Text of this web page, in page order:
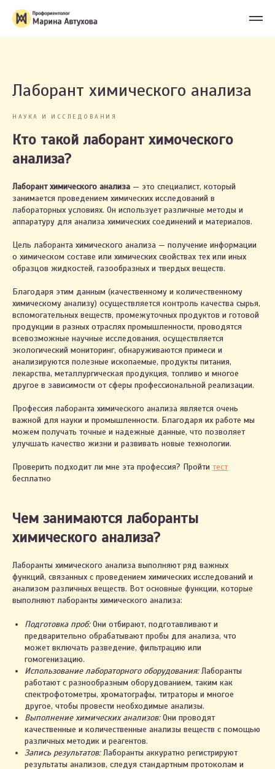
Лаборант химического анализа
НАУКА И ИССЛЕДОВАНИЯ
Кто такой лаборант химоческого
анализа?
Лаборант химического анализа — это специалист, который
занимается проведением химических исследований в
лабораторных условиях. Он использует различные методы и
аппаратуру для анализа химических соединений и материалов.
Цель лаборанта химического анализа — получение информации
о химическом составе или химических свойствах тех или иных
образцов жидкостей, газообразных и твердых веществ.
Благодаря этим данным (качественному и количественному
химическому анализу) осуществляется контроль качества сырья,
вспомогательных веществ, промежуточных продуктов и готовой
продукции в разных отраслях промышленности, проводятся
всевозможные научные исследования, осуществляется
экологический мониторинг, обнаруживаются примеси и
анализируются полезные ископаемые, продукты питания,
лекарства, металлургическая продукция, топливо и многое
другое в зависимости от сферы профессиональной реализации.
Профессия лаборанта химического анализа является очень
важной для науки и промышленности. Благодаря их работе мы
можем получать точные и надежные данные, что позволяет
улучшать качество жизни и развивать новые технологии.
Проверить подходит ли мне эта профессия? Пройти тест
бесплатно
Чем занимаются лаборанты
химического анализа?
Лаборанты химического анализа выполняют ряд важных
функций, связанных с проведением химических исследований и
анализом различных веществ. Вот основные функции, которые
выполняют лаборанты химического анализа:
Подготовка проб:Они отбирают, подготавливают и
предварительно обрабатывают пробы для анализа, что
может включать разведение, фильтрацию или
гомогенизацию.
Использование лабораторного оборудования:Лаборанты
работают с разнообразным оборудованием, таким как
спектрофотометры, хроматографы, титраторы и многое
другое, чтобы провести необходимые анализы.
Выполнение химических анализов:Они проводят
качественные и количественные анализы веществ с помощью
различных методик и реагентов.
Запись результатов:Лаборанты аккуратно регистрируют
результаты анализов, следуя стандартным протоколам и